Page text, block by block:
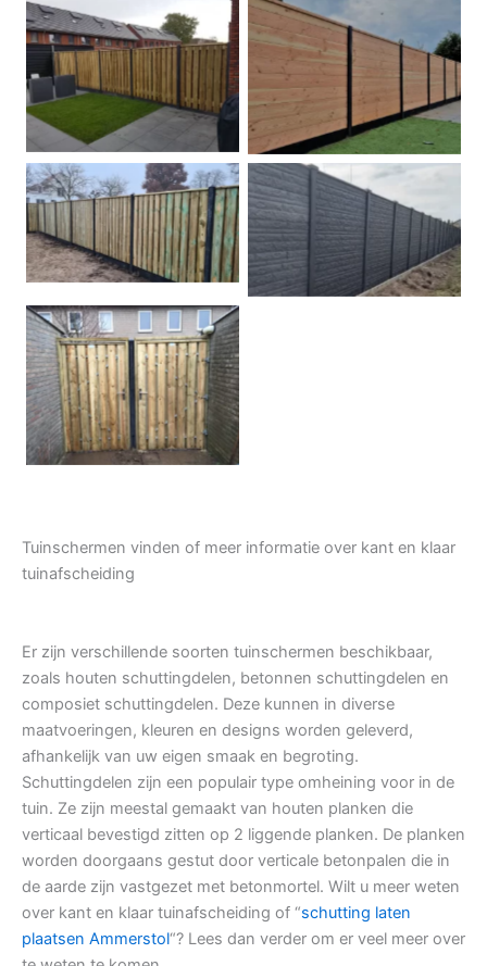
Betonpalen schutting Douglas
Hout beton schuttingen Rots motief antraciet
Tuindeur grenen
Tuinschermen vinden of meer informatie over kant en klaar
tuinafscheiding
Er zijn verschillende soorten tuinschermen beschikbaar,
zoals houten schuttingdelen, betonnen schuttingdelen en
composiet schuttingdelen. Deze kunnen in diverse
maatvoeringen, kleuren en designs worden geleverd,
afhankelijk van uw eigen smaak en begroting.
Schuttingdelen zijn een populair type omheining voor in de
tuin. Ze zijn meestal gemaakt van houten planken die
verticaal bevestigd zitten op 2 liggende planken. De planken
worden doorgaans gestut door verticale betonpalen die in
de aarde zijn vastgezet met betonmortel. Wilt u meer weten
over kant en klaar tuinafscheiding of “schutting laten
plaatsen Ammerstol“? Lees dan verder om er veel meer over